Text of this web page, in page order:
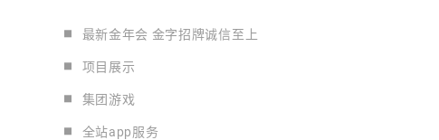
最新金年会 金字招牌诚信至上
项目展示
集团游戏
全站app服务